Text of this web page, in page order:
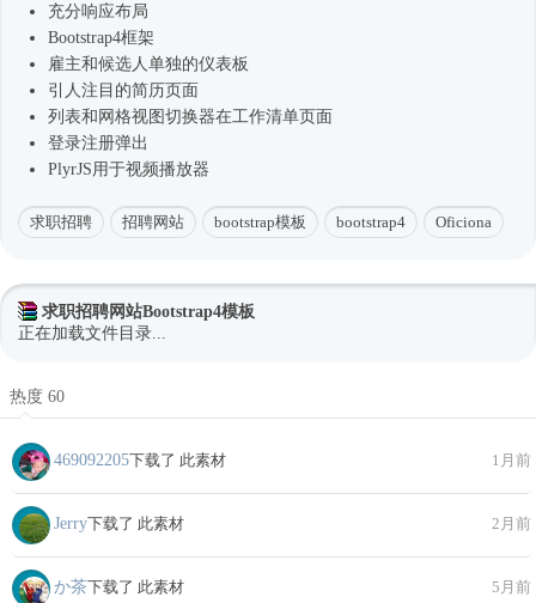
充分响应布局
Bootstrap4框架
雇主和候选人单独的仪表板
引人注目的简历页面
列表和网格视图切换器在工作清单页面
登录注册弹出
PlyrJS用于视频播放器
求职招聘 招聘网站 bootstrap模板 bootstrap4 Oficiona
求职招聘网站Bootstrap4模板
正在加载文件目录...
热度 60
469092205下载了 此素材 1月前
Jerry下载了 此素材 2月前
か茶下载了 此素材 5月前